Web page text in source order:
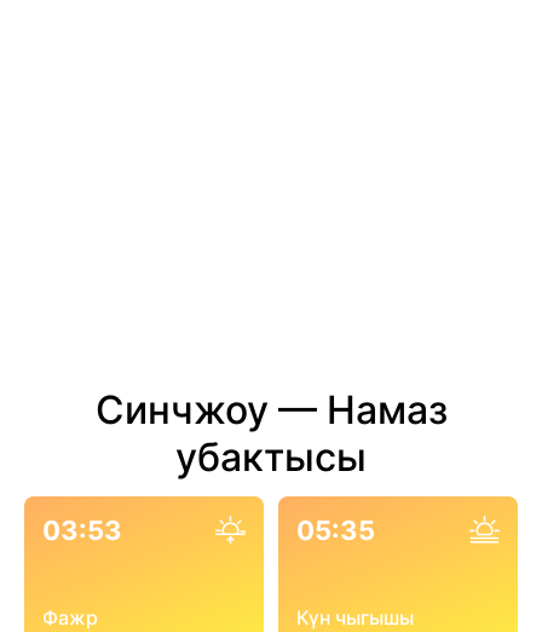
Синчжоу — Намаз
убактысы
03:53
Фажр
05:35
Күн чыгышы